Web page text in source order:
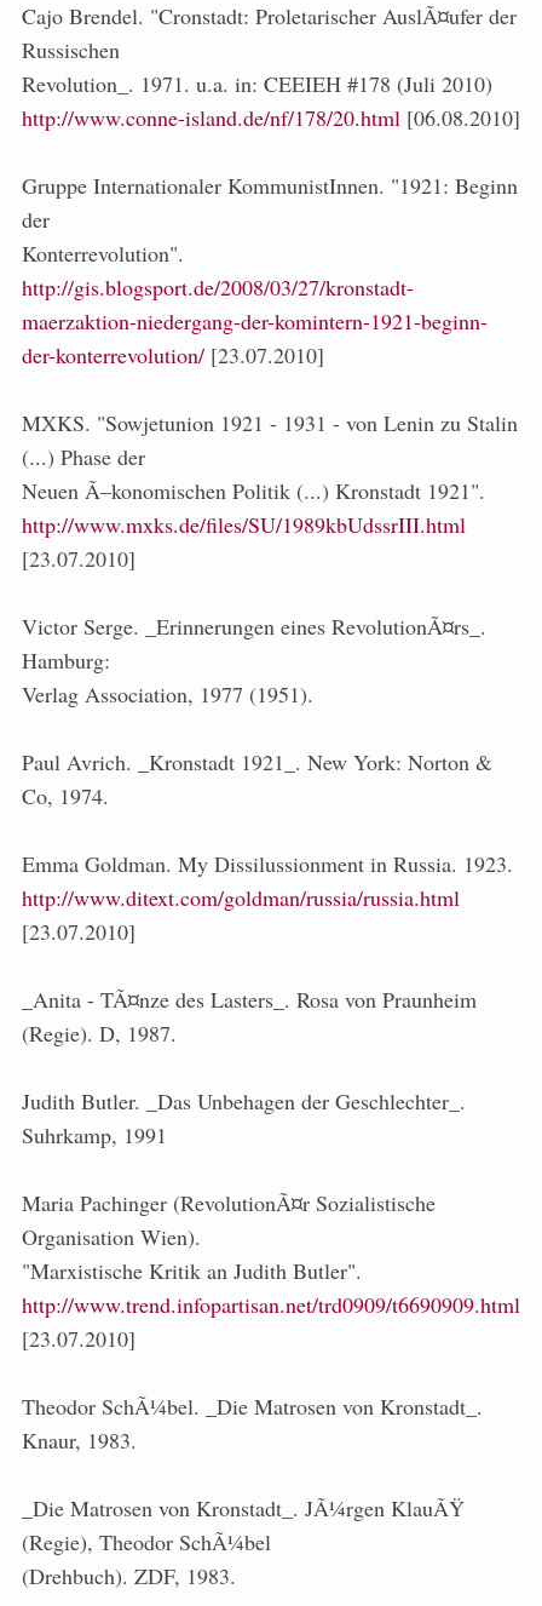
Cajo Brendel. "Cronstadt: Proletarischer AuslÃ¤ufer der
Russischen
Revolution_. 1971. u.a. in: CEEIEH #178 (Juli 2010)
http://www.conne-island.de/nf/178/20.html [06.08.2010]
Gruppe Internationaler KommunistInnen. "1921: Beginn
der
Konterrevolution".
http://gis.blogsport.de/2008/03/27/kronstadt-
maerzaktion-niedergang-der-komintern-1921-beginn-
der-konterrevolution/ [23.07.2010]
MXKS. "Sowjetunion 1921 - 1931 - von Lenin zu Stalin
(...) Phase der
Neuen Ã–konomischen Politik (...) Kronstadt 1921".
http://www.mxks.de/files/SU/1989kbUdssrIII.html
[23.07.2010]
Victor Serge. _Erinnerungen eines RevolutionÃ¤rs_.
Hamburg:
Verlag Association, 1977 (1951).
Paul Avrich. _Kronstadt 1921_. New York: Norton &
Co, 1974.
Emma Goldman. My Dissilussionment in Russia. 1923.
http://www.ditext.com/goldman/russia/russia.html
[23.07.2010]
_Anita - TÃ¤nze des Lasters_. Rosa von Praunheim
(Regie). D, 1987.
Judith Butler. _Das Unbehagen der Geschlechter_.
Suhrkamp, 1991
Maria Pachinger (RevolutionÃ¤r Sozialistische
Organisation Wien).
"Marxistische Kritik an Judith Butler".
http://www.trend.infopartisan.net/trd0909/t6690909.html
[23.07.2010]
Theodor SchÃ¼bel. _Die Matrosen von Kronstadt_.
Knaur, 1983.
_Die Matrosen von Kronstadt_. JÃ¼rgen KlauÃŸ
(Regie), Theodor SchÃ¼bel
(Drehbuch). ZDF, 1983.